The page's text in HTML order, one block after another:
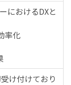
におけるDXと
率化
け付けており